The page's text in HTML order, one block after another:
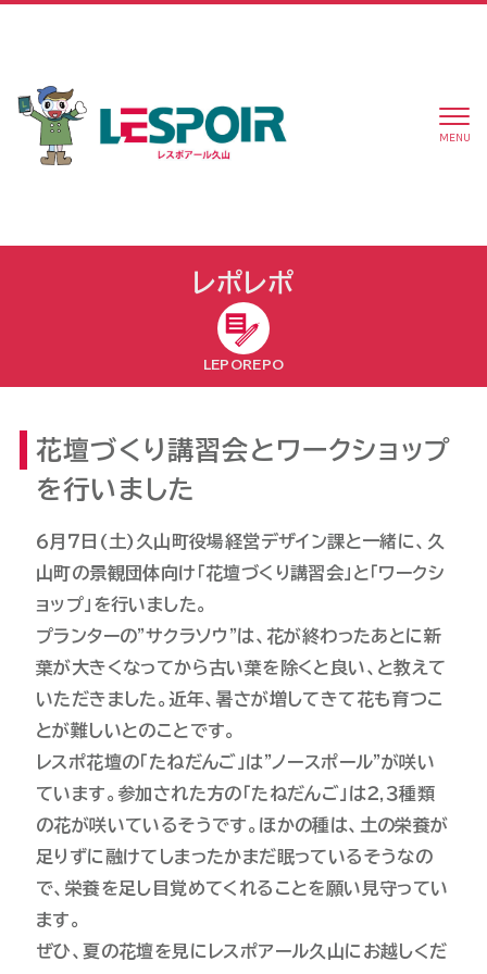
MENU
レポレポ
LEPOREPO
花壇づくり講習会とワークショップ
を行いました
６月７日(土)久山町役場経営デザイン課と一緒に、久
山町の景観団体向け「花壇づくり講習会」と「ワークシ
ョップ」を行いました。
プランターの”サクラソウ”は、花が終わったあとに新
葉が大きくなってから古い葉を除くと良い、と教えて
いただきました。近年、暑さが増してきて花も育つこ
とが難しいとのことです。
レスポ花壇の「たねだんご」は”ノースポール”が咲い
ています。参加された方の「たねだんご」は２,３種類
の花が咲いているそうです。ほかの種は、土の栄養が
足りずに融けてしまったかまだ眠っているそうなの
で、栄養を足し目覚めてくれることを願い見守ってい
ます。
ぜひ、夏の花壇を見にレスポアール久山にお越しくだ